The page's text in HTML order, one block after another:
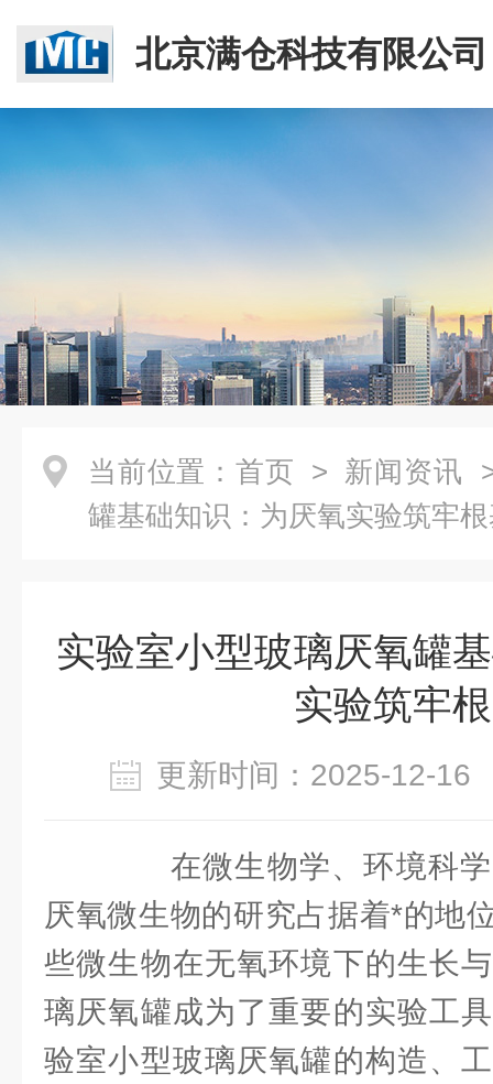
北京满仓科技有限公司
当前位置： 首页 > 新闻资讯
罐基础知识：为厌氧实验筑牢
实验室小型玻璃厌氧罐
实验筑牢
更新时间：2025-12-
在微生物学、环境科学
厌氧微生物的研究占据着*的地
些微生物在无氧环境下的生长
璃厌氧罐成为了重要的实验工
验室小型玻璃厌氧罐的构造、